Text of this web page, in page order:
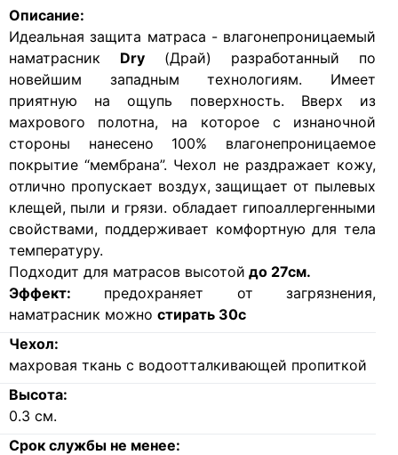
Описание:
Идеальная защита матраса - влагонепроницаемый
наматрасник Dry(Драй) разработанный по
новейшим западным технологиям. Имеет
приятную на ощупь поверхность. Вверх из
махрового полотна, на которое с изнаночной
стороны нанесено 100% влагонепроницаемое
покрытие “мембрана”. Чехол не раздражает кожу,
отлично пропускает воздух, защищает от пылевых
клещей, пыли и грязи. обладает гипоаллергенными
свойствами, поддерживает комфортную для тела
температуру.
Подходит для матрасов высотой до 27см.
Эффект: предохраняет от загрязнения,
наматрасник можно стирать 30с
Чехол:
махровая ткань с водоотталкивающей пропиткой
Высота:
0.3 см.
Срок службы не менее: